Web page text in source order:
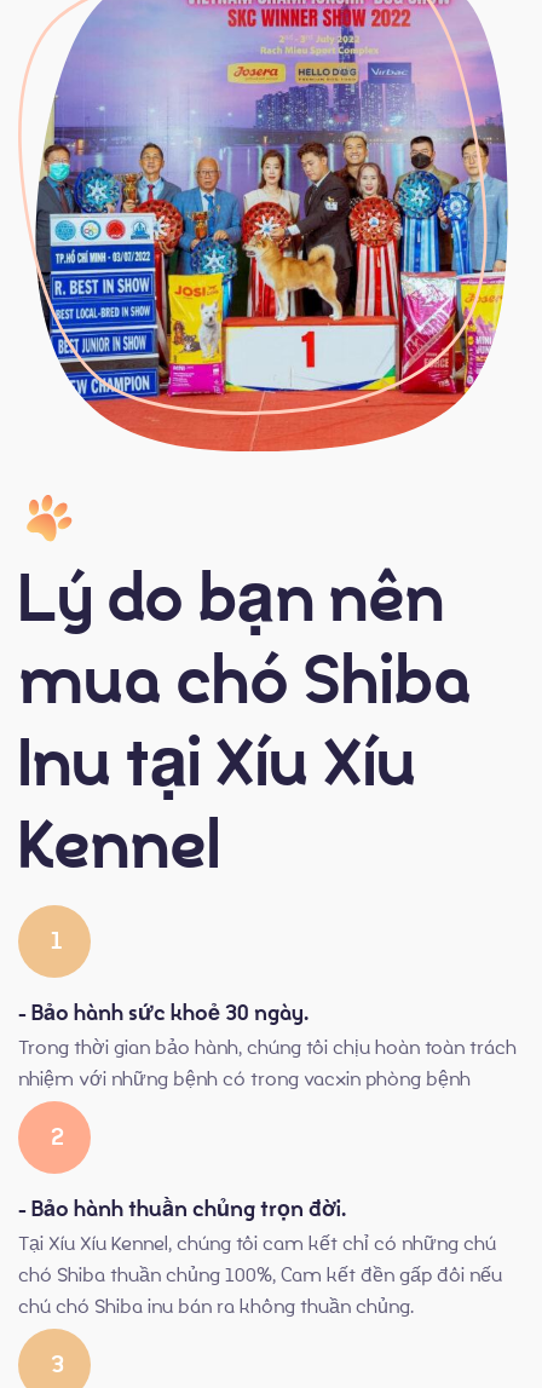
Lý do bạn nên
mua chó Shiba
Inu tại Xíu Xíu
Kennel
1
- Bảo hành sức khoẻ 30 ngày.
Trong thời gian bảo hành, chúng tôi chịu hoàn toàn trách
nhiệm với những bệnh có trong vacxin phòng bệnh
2
- Bảo hành thuần chủng trọn đời.
Tại Xíu Xíu Kennel, chúng tôi cam kết chỉ có những chú
chó Shiba thuần chủng 100%, Cam kết đền gấp đôi nếu
chú chó Shiba inu bán ra không thuần chủng.
3